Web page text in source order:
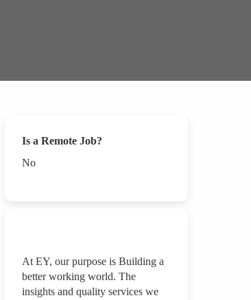
Is a Remote Job?
No
At EY, our purpose is Building a
better working world. The
insights and quality services we